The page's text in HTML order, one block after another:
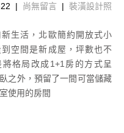
| 尚無留言 | 裝潢設計照
生活，北歐簡約開放式小
到空間是新成屋，坪數也不
將格局改成1+1房的方式呈
之外，預留了一間可當儲藏
使用的房間